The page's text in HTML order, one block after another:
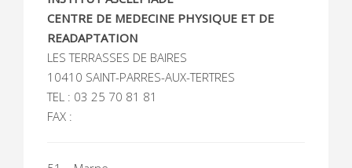
CENTRE DE MEDECINE PHYSIQUE ET DE
READAPTATION
LES TERRASSES DE BAIRES
10410 SAINT-PARRES-AUX-TERTRES
TEL : 03 25 70 81 81
FAX :